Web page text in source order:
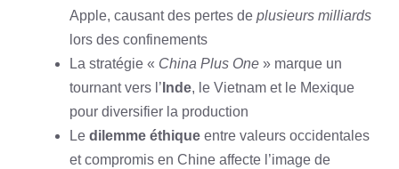
Apple, causant des pertes de plusieurs milliards
lors des confinements
La stratégie « China Plus One » marque un
tournant vers l’ Inde, le Vietnam et le Mexique
pour diversifier la production
Le dilemme éthique entre valeurs occidentales
et compromis en Chine affecte l’image de